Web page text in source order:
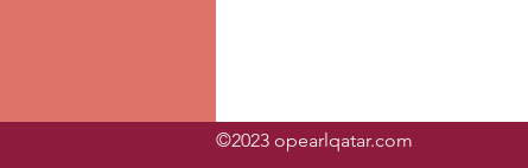
©2023 opearlqatar.com